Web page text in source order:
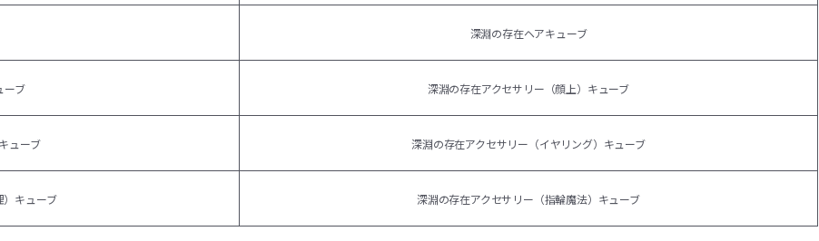
深淵の存在ヘアキューブ
ーブ 深淵の存在アクセサリー（顔上）キューブ
ューブ 深淵の存在アクセサリー（イヤリング）キューブ
）キューブ 深淵の存在アクセサリー（指輪魔法）キューブ